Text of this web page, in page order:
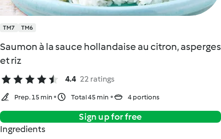
TM7 TM6
Saumon à la sauce hollandaise au citron, asperges
et riz
4.4 22 ratings
Prep. 15 min Total 45 min 4 portions
Sign up for free
Ingredients